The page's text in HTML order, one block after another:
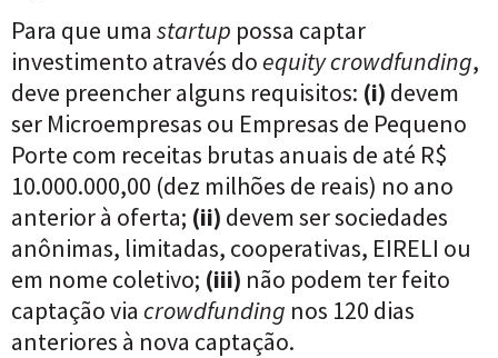
Para que uma startup possa captar
investimento através doequity crowdfunding,
deve preencher alguns requisitos: (i) devem
ser Microempresas ou Empresas de Pequeno
Porte com receitas brutas anuais de até R$
10.000.000,00 (dez milhões de reais) no ano
anterior à oferta; (ii) devem ser sociedades
anônimas, limitadas, cooperativas, EIRELI ou
em nome coletivo; (iii) não podem ter feito
captação via crowdfunding nos 120 dias
anteriores à nova captação.